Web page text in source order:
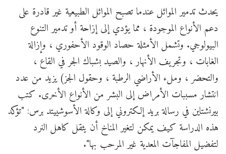
يحدث تدمير الموائل عندما تصبح الموائل الطبيعية غير قادرة على
دعم الأنواع الموجودة ، مما يؤدي إلى إزاحة أو تدمير التنوع
البيولوجي. وتشمل الأمثلة حصاد الوقود الأحفوري ، وإزالة
الغابات ، وتجريف الأنهار ، والصيد بشباك الجر في القاع ،
والتحضر ، وملء الأراضي الرطبة ، وحقول الجز) يزيد من عدد
انتشار مسببات الأمراض إلى البشر من الأنواع الأخرى. كتب
بيرنشتاين في رسالة بريد إلكتروني إلى وكالة الأسوشييتد برس: "تؤكد
هذه الدراسة كيف يمكن لتغير المناخ أن يثقل كاهل النرد
لتفضيل المفاجآت المعدية غير المرحب بها".